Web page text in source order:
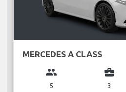
MERCEDES A CLASS
group
5
business_center
3